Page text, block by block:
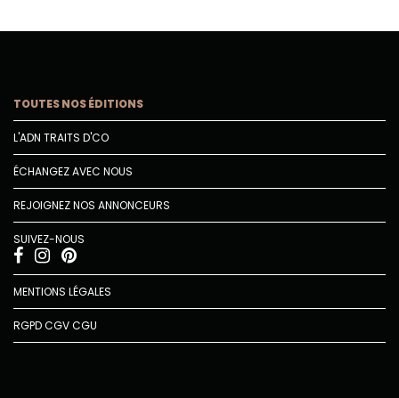
TOUTES NOS ÉDITIONS
L'ADN TRAITS D'CO
ÉCHANGEZ AVEC NOUS
REJOIGNEZ NOS ANNONCEURS
SUIVEZ-NOUS
MENTIONS LÉGALES
RGPDCGVCGU